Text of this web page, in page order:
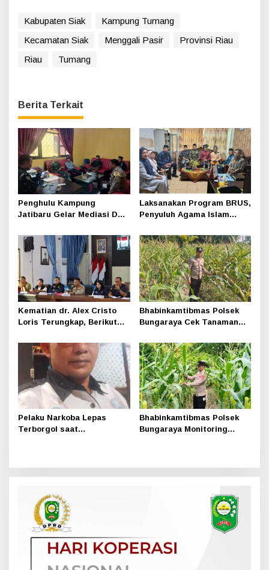
Kabupaten Siak
Kampung Tumang
Kecamatan Siak
Menggali Pasir
Provinsi Riau
Riau
Tumang
Berita Terkait
Penghulu Kampung
Jatibaru Gelar Mediasi Dua
Pihak Tak Hadir
Laksanakan Program BRUS,
Penyuluh Agama Islam
1
Kematian dr. Alex Cristo
Loris Terungkap, Berikut
Bhabinkamtibmas Polsek
Bungaraya Cek Tanaman
Pekarangan Pangan Bergizi
di Dusun Temutun
Pelaku Narkoba Lepas
Terborgol saat
Kasi Propam
Bhabinkamtibmas Polsek
Bungaraya Monitoring